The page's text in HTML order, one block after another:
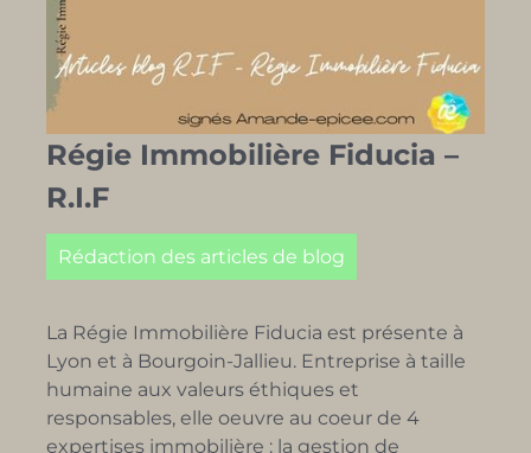
Régie Immobilière Fiducia –
R.I.F
Rédaction des articles de blog
La Régie Immobilière Fiducia est présente à
Lyon et à Bourgoin-Jallieu. Entreprise à taille
humaine aux valeurs éthiques et
responsables, elle oeuvre au coeur de 4
expertises immobilière : la gestion de